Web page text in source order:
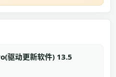
动更新软件) 13.5